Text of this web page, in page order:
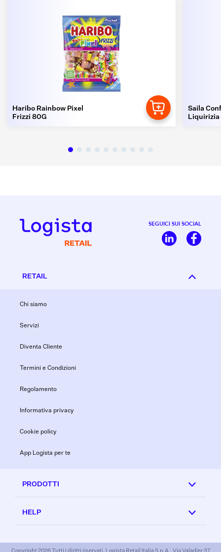
Haribo Rainbow Pixel
Frizzi 80G
Saila
Liquirizia
SEGUICI SUI SOCIAL
RETAIL
Chi siamo
Servizi
Diventa Cliente
Termini e Condizioni
Regolamento
Informativa privacy
Cookie policy
App Logista per te
PRODOTTI
HELP
Copyright 2026 Tutti i diritti riservati. Logista Retail Italia S.p.A., Via Valadier 37